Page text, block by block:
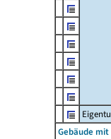
Gebäude